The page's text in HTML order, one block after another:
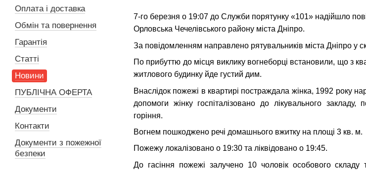
7-го березня о 19:07 до Служби порятунку «101» надійшло
Орловська Чечелівського району міста Дніпро.
За повідомленням направлено рятувальників міста Дніпро у
По прибуттю до місця виклику вогнеборці встановили, що з
житлового будинку йде густий дим.
Внаслідок пожежі в квартирі постраждала жінка, 1992 року
допомоги жінку госпіталізовано до лікувального
горіння.
Вогнем пошкоджено речі домашнього вжитку на площі 3 кв. м.
Пожежу локалізовано о 19:30 та ліквідовано о 19:45.
До гасіння пожежі залучено 10 чоловік особового складу
Оплата і доставка
Обмін та повернення
Гарантія
Статті
Новини
ПУБЛІЧНА ОФЕРТА
Документи
Контакти
Документи з пожежної
безпеки